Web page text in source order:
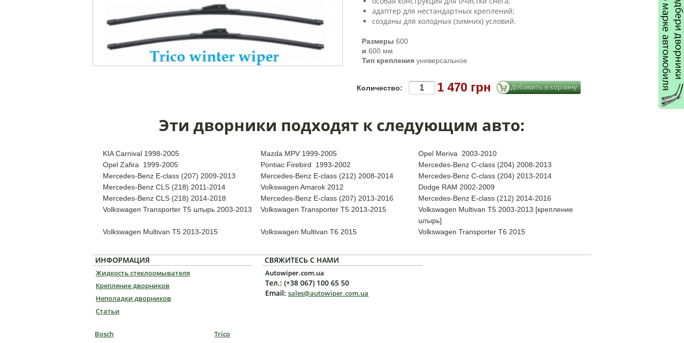
адаптер для нестандартных креплений;
созданы для холодных (зимних) условий.
Размеры 600
и 600 мм
Тип крепления универсальное
Количество: 1 470 грн
Эти дворники подходят к следующим авто:
KIA Carnival 1998-2005 Mazda MPV 1999-2005
Opel Meriva 2003-2010
Opel Zafira 1999-2005
Pontiac Firebird 1993-2002
Mercedes-Benz C-class (204) 2008-2013
Mercedes-Benz E-class (207) 2009-2013
Mercedes-Benz E-class (212) 2008-2014
Mercedes-Benz C-class (204) 2013-2014
Mercedes-Benz CLS (218) 2011-2014
Volkswagen Amarok 2012
Dodge RAM 2002-2009
Mercedes-Benz CLS (218) 2014-2018
Mercedes-Benz E-class (207) 2013-2016
Mercedes-Benz E-class (212) 2014-2016
Volkswagen Transporter T5 штырь 2003-2013
Volkswagen Transporter T5 2013-2015
Volkswagen Multivan T5 2003-2013 [крепление
штырь]
Volkswagen Multivan T5 2013-2015
Volkswagen Multivan T6 2015 Volkswagen Transporter T6 2015
ИНФОРМАЦИЯ
Жидкость стеклоомывателя
Крепление дворников
Неполадки дворников
Статьи
СВЯЖИТЕСЬ С НАМИ
Autowiper.com.ua
Тел.: (+38 067) 100 65 50
Email:sales@autowiper.com.ua
Bosch
Trico